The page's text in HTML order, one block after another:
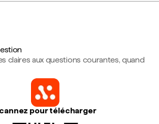
claires aux questions courantes, quand
pour télécharger